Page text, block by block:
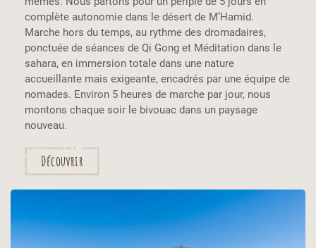
complète autonomie dans le désert de M’Hamid.
Marche hors du temps, au rythme des dromadaires,
ponctuée de séances de Qi Gong et Méditation dans le
sahara, en immersion totale dans une nature
accueillante mais exigeante, encadrés par une équipe de
nomades. Environ 5 heures de marche par jour, nous
montons chaque soir le bivouac dans un paysage
nouveau.
Découvrir